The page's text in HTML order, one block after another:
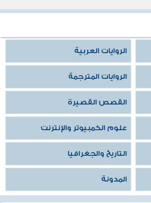
الروايات العربية
الروايات المترجمة
القصص القصيرة
علوم الكمبيوتر والإنترنت
التاريخ والجغرافيا
المدونة